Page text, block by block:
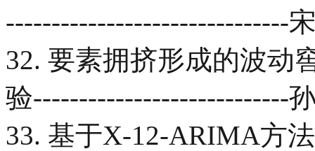
-------------------------------
32. 要素拥挤形成的波动
验----------------------------
33. 基于X-12-ARIMA方